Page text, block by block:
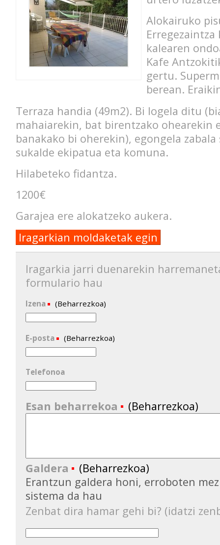
Alokairuko
kalearen
Kafe
gertu.
berean.
Terraza handia (49m2). Bi logela ditu
mahaiarekin, bat birentzako ohearekin
banakako bi oherekin), egongela
sukalde ekipatua eta komuna.
Hilabeteko fidantza.
1200€
Garajea ere alokatzeko aukera.
Iragarkian moldaketak egin
Iragarkia jarri duenarekin
formulario hau
Izena (Beharrezkoa)
E-posta (Beharrezkoa)
Telefonoa
Esan beharrekoa (Beharrezkoa)
Galdera
(Beharrezkoa)
Erantzun galdera honi, erroboten
sistema da hau
Zenbat dira hamar gehi bi? (idatzi